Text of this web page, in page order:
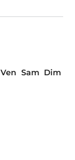
Ven Sam Dim